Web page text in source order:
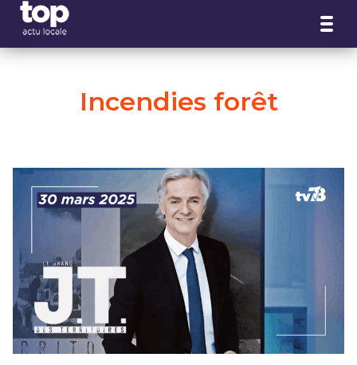
Incendies forêt
Panneau de gestion des cookies